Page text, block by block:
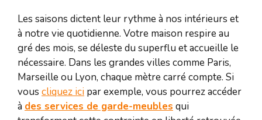
Les saisons dictent leur rythme à nos intérieurs et
à notre vie quotidienne. Votre maison respire au
gré des mois, se déleste du superflu et accueille le
nécessaire. Dans les grandes villes comme Paris,
Marseille ou Lyon, chaque mètre carré compte. Si
vous cliquez ici par exemple, vous pourrez accéder
à des services de garde-meubles qui